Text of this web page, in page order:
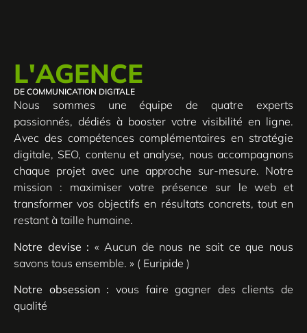
L'AGENCE
DE COMMUNICATION DIGITALE
Nous sommes une équipe de quatre experts
passionnés, dédiés à booster votre visibilité en ligne.
Avec des compétences complémentaires en stratégie
digitale, SEO, contenu et analyse, nous accompagnons
chaque projet avec une approche sur-mesure. Notre
mission : maximiser votre présence sur le web et
transformer vos objectifs en résultats concrets, tout en
restant à taille humaine.
Notre devise : « Aucun de nous ne sait ce que nous
savons tous ensemble. » ( Euripide )
Notre obsession : vous faire gagner des clients de
qualité